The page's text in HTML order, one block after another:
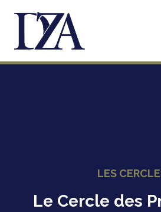
contenu
LES
Le Cercle des